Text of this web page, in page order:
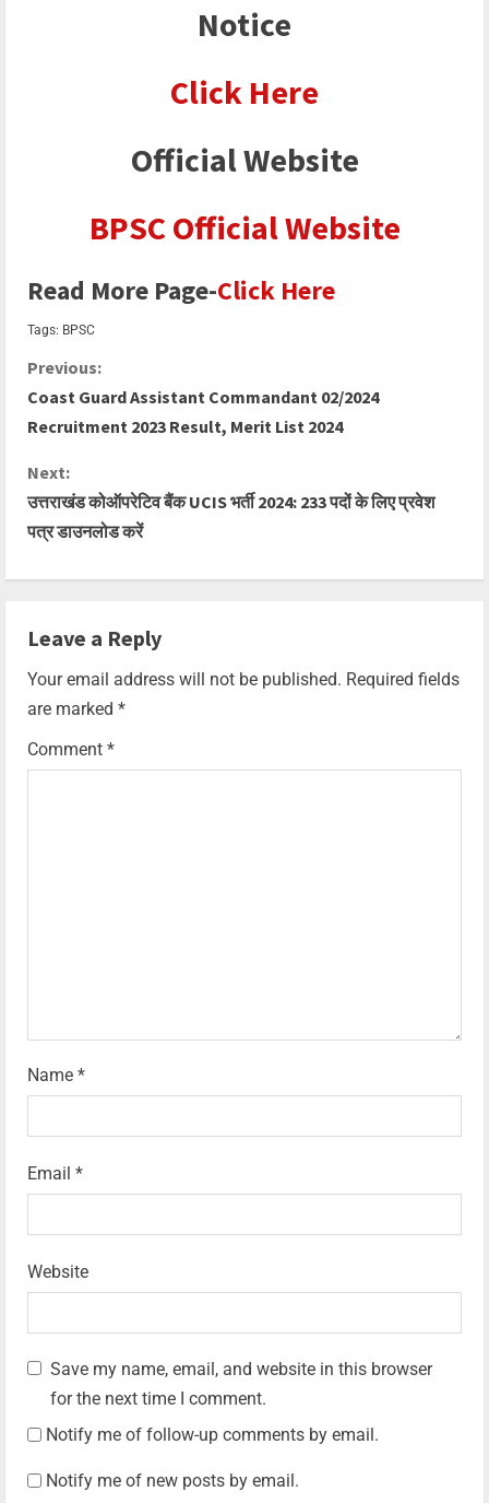
Notice
Click Here
Official Website
BPSC Official Website
Read More Page-Click Here
Tags: BPSC
Previous:
Coast Guard Assistant Commandant 02/2024
Recruitment 2023 Result, Merit List 2024
Next:
उत्तराखंड कोऑपरेटिव बैंक UCIS भर्ती 2024: 233 पदों के लिए प्रवेश
पत्र डाउनलोड करें
Leave a Reply
Your email address will not be published. Required fields
are marked *
Comment *
Name *
Email *
Website
Save my name, email, and website in this browser
for the next time I comment.
Notify me of follow-up comments by email.
Notify me of new posts by email.